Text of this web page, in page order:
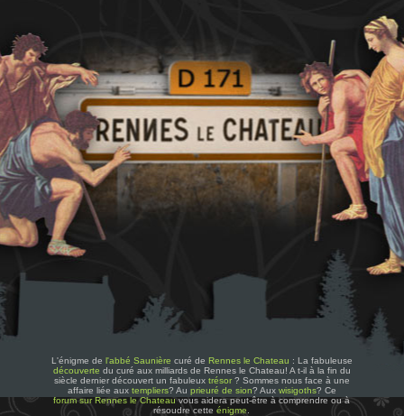
L'énigme de l'abbé Saunière curé de Rennes le Chateau : La fabuleuse
découverte du curé aux milliards de Rennes le Chateau! A t-il à la fin du
siècle dernier découvert un fabuleux trésor? Sommes nous face à une
affaire liée aux templiers? Au prieuré de sion? Aux wisigoths? Ce
forum sur Rennes le Chateauvous aidera peut-être à comprendre ou à
résoudre cetteénigme